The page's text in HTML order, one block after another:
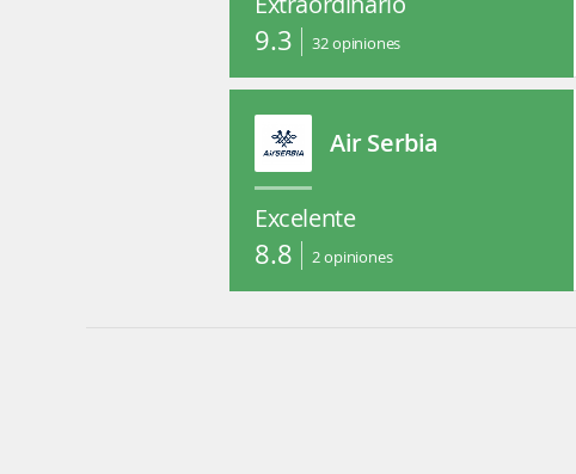
9.3 32opiniones
Air Serbia
Excelente
8.8 2opiniones